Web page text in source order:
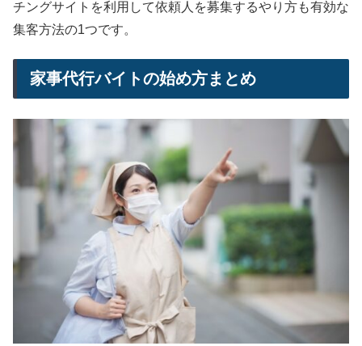
チングサイトを利用して依頼人を募集するやり方も有効な
集客方法の1つです。
家事代行バイトの始め方まとめ